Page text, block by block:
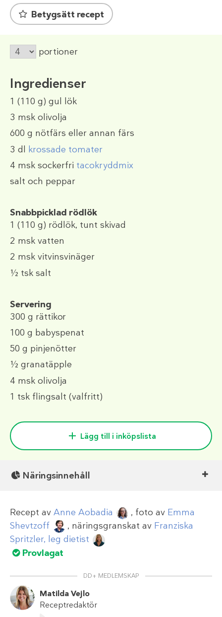
Betygsätt recept
portioner
Ingredienser
1 (110 g) gul lök
3 msk olivolja
600 g nötfärs eller annan färs
3 dl krossade tomater
4 msk sockerfri tacokryddmix
salt och peppar
Snabbpicklad rödlök
1 (110 g) rödlök, tunt skivad
2 msk vatten
2 msk vitvinsvinäger
½ tsk salt
Servering
300 g rättikor
100 g babyspenat
50 g pinjenötter
½ granatäpple
4 msk olivolja
1 tsk flingsalt (valfritt)
Lägg till i inköpslista
Näringsinnehåll
Recept av Anne Aobadia , foto av Emma
Shevtzoff
, näringsgranskat av Franziska
Spritzler, leg dietist
Provlagat
DD+ MEDLEMSKAP
Matilda Vejlo
Receptredaktör